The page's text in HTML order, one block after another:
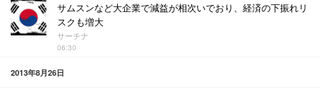
サムスンなど大企業で減益が相次いでおり、経済の下振れリ
スクも増大
サーチナ
06:30
2013年8月26日